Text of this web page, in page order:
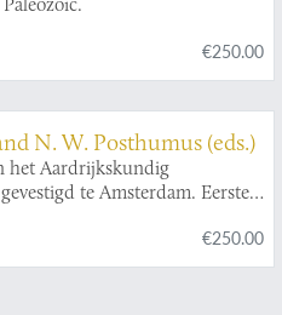
€250.00
N. W. Posthumus (eds.)
het Aardrijkskundig
te Amsterdam. Eerste
€250.00